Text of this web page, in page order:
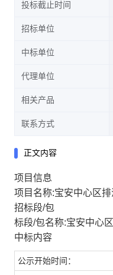
投标截止时间
招标单位
中标单位
代理单位
相关产品
联系方式
正文内容
项目信息
项目名称:宝安中心区
招标段/包
标段/包名称:宝安中心
中标内容
公示开始时间：